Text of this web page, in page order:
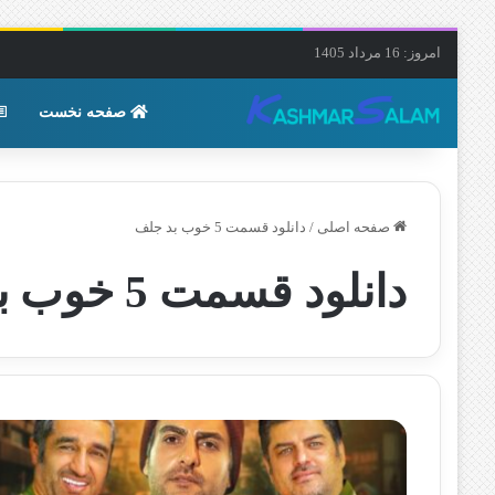
امروز: 16 مرداد 1405
صفحه نخست
صفحه اصلی / دانلود قسمت 5 خوب بد جلف
دانلود قسمت 5 خوب بد جلف